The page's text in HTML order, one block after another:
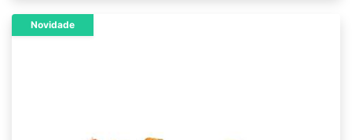
Novidade